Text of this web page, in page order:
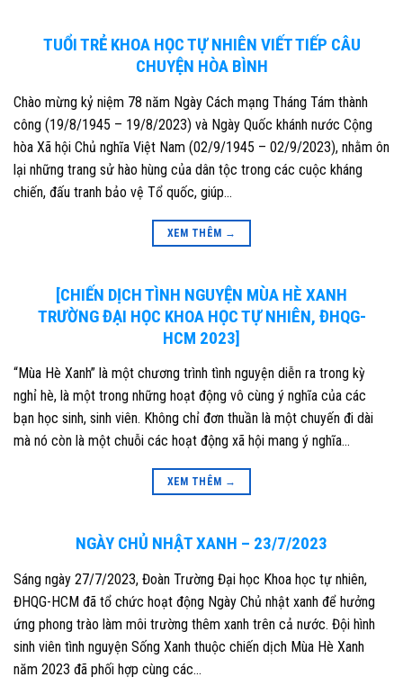
TUỔI TRẺ KHOA HỌC TỰ NHIÊN VIẾT TIẾP CÂU
CHUYỆN HÒA BÌNH
Chào mừng kỷ niệm 78 năm Ngày Cách mạng Tháng Tám thành
công (19/8/1945 – 19/8/2023) và Ngày Quốc khánh nước Cộng
hòa Xã hội Chủ nghĩa Việt Nam (02/9/1945 – 02/9/2023), nhằm ôn
lại những trang sử hào hùng của dân tộc trong các cuộc kháng
chiến, đấu tranh bảo vệ Tổ quốc, giúp…
XEM THÊM →
[CHIẾN DỊCH TÌNH NGUYỆN MÙA HÈ XANH
TRƯỜNG ĐẠI HỌC KHOA HỌC TỰ NHIÊN, ĐHQG-
HCM 2023]
“Mùa Hè Xanh” là một chương trình tình nguyện diễn ra trong kỳ
nghỉ hè, là một trong những hoạt động vô cùng ý nghĩa của các
bạn học sinh, sinh viên. Không chỉ đơn thuần là một chuyến đi dài
mà nó còn là một chuỗi các hoạt động xã hội mang ý nghĩa…
XEM THÊM →
NGÀY CHỦ NHẬT XANH – 23/7/2023
Sáng ngày 27/7/2023, Đoàn Trường Đại học Khoa học tự nhiên,
ĐHQG-HCM đã tổ chức hoạt động Ngày Chủ nhật xanh để hưởng
ứng phong trào làm môi trường thêm xanh trên cả nước. Đội hình
sinh viên tình nguyện Sống Xanh thuộc chiến dịch Mùa Hè Xanh
năm 2023 đã phối hợp cùng các…